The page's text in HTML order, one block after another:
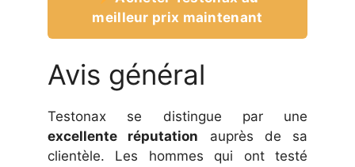
meilleur prix maintenant
Avis général
Testonax se distingue par une
excellente réputation auprès de sa
clientèle. Les hommes qui ont testé